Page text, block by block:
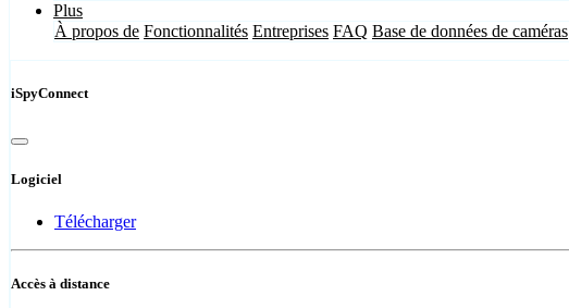
Plus
À propos de Fonctionnalités Entreprises FAQ Base de données de caméras
iSpyConnect
Logiciel
Télécharger
Accès à distance